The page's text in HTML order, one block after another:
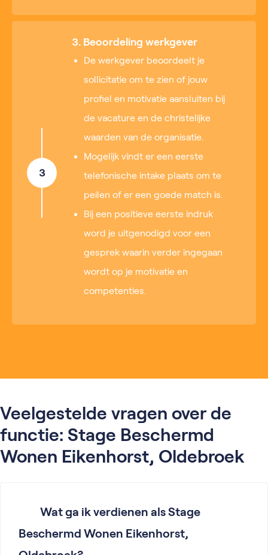
3
3. Beoordeling werkgever
De werkgever beoordeelt je
sollicitatie om te zien of jouw
profiel en motivatie aansluiten bij
de vacature en de christelijke
waarden van de organisatie.
Mogelijk vindt er een eerste
telefonische intake plaats om te
peilen of er een goede match is.
Bij een positieve eerste indruk
word je uitgenodigd voor een
gesprek waarin verder ingegaan
wordt op je motivatie en
competenties.
Veelgestelde vragen over de
functie: Stage Beschermd
Wonen Eikenhorst, Oldebroek
Wat ga ik verdienen als Stage
Beschermd Wonen Eikenhorst,